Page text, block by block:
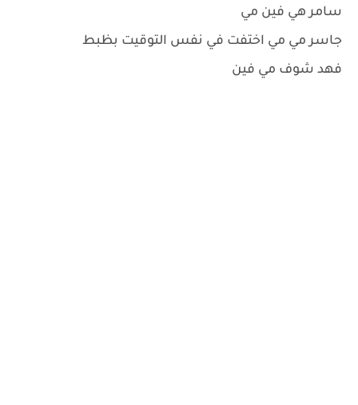
سامر هي فين مي
جاسر مي مي اختفت في نفس التوقيت بظبط
فهد شوف مي فين